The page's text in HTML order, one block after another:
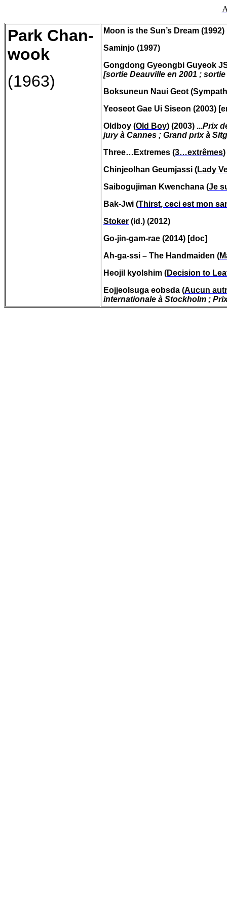
Park Chan-
wook
(1963)
Moon is the Sun’s Dream (1992)
Saminjo (1997)
Gongdong Gyeongbi Guyeok
[sortie Deauville en 2001 ;
Boksuneun Naui Geot (
Yeoseot Gae Ui Siseon (2003)
Oldboy (Old Boy) (2003) ...Prix
jury à Cannes ; Grand prix à
Three… Extremes (3…extrêmes)
Chinjeolhan Geumjassi (Lady
Saibogujiman Kwenchana (Je
Bak-Jwi (Thirst, ceci est mon
Stoker (id.) (2012)
Go-jin-gam-rae (2014) [doc]
Ah-ga-ssi – The Handmaiden (
Heojil
kyolshim (Decision to
Eojjeolsuga eobsda (Aucun
internationale à Stockholm ;